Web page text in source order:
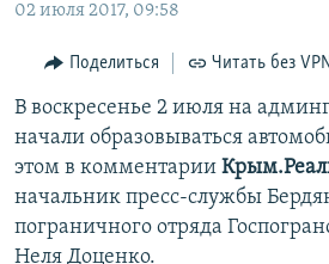
Вернутся
поискуИНФОГРАФИКА
ТЕЛЕПРОЕКТ КРЫМ.РЕАЛИИ
СОВЕТЫ ПРАВОЗАЩИТНИКОВ
ПРОПАВШИЕ БЕЗ ВЕСТИ
ПОБЕДИТЕЛЕЙ НЕ СУДЯТ?
РАДІО СВОБОДА
КАК ОБОЙТИ БЛОКИРОВКУ
Українською
Qırımtatar
ПРИСОЕДИНЯЙТЕСЬ!
02 июля 2017, 09:58
Поделиться Читать без VPN
В воскресенье 2 июля на
начали образовываться
этом в комментарии
начальник пресс-службы
пограничного отряда
Неля Доценко.